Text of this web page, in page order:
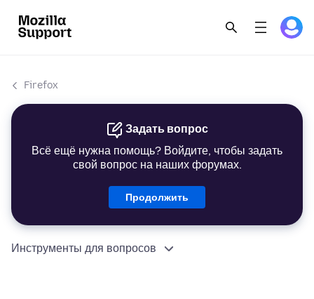
Firefox
Задать вопрос
Всё ещё нужна помощь? Войдите, чтобы задать
свой вопрос на наших форумах.
Продолжить
Инструменты для вопросов